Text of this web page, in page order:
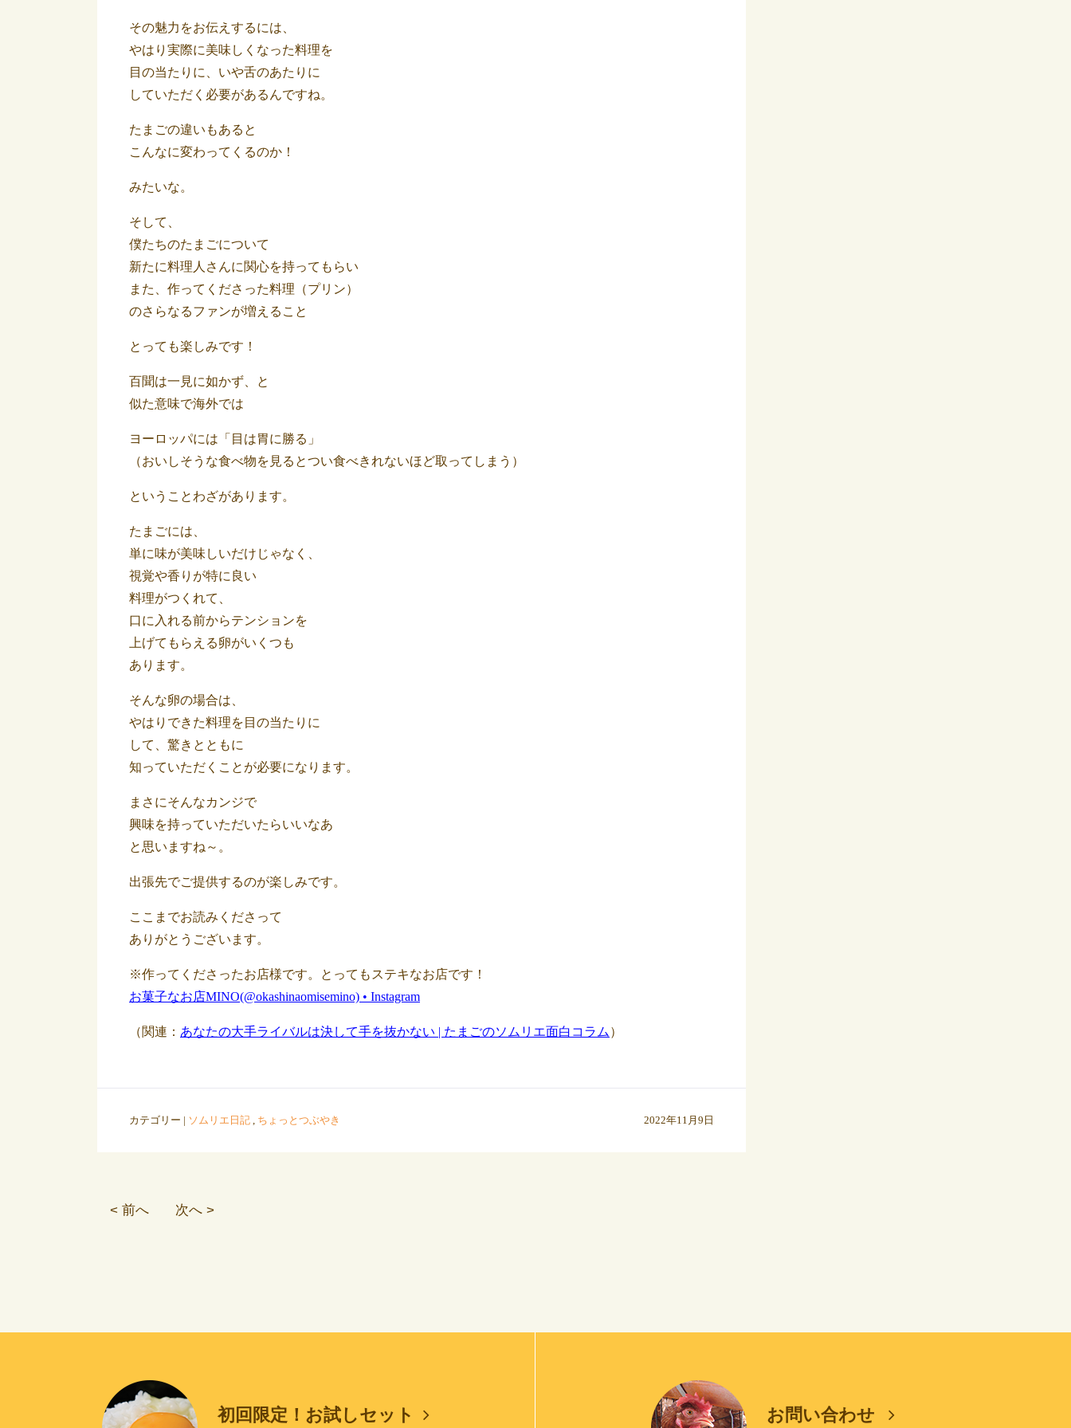
その魅力をお伝えするには、
やはり実際に美味しくなった料理を
目の当たりに、いや舌のあたりに
していただく必要があるんですね。
たまごの違いもあると
こんなに変わってくるのか！
みたいな。
そして、
僕たちのたまごについて
新たに料理人さんに関心を持ってもらい
また、作ってくださった料理（プリン）
のさらなるファンが増えること
とっても楽しみです！
百聞は一見に如かず、と
似た意味で海外では
ヨーロッパには「目は胃に勝る」
（おいしそうな食べ物を見るとつい食べきれないほど取ってしまう）
ということわざがあります。
たまごには、
単に味が美味しいだけじゃなく、
視覚や香りが特に良い
料理がつくれて、
口に入れる前からテンションを
上げてもらえる卵がいくつも
あります。
そんな卵の場合は、
やはりできた料理を目の当たりに
して、驚きとともに
知っていただくことが必要になります。
まさにそんなカンジで
興味を持っていただいたらいいなあ
と思いますね～。
出張先でご提供するのが楽しみです。
ここまでお読みくださって
ありがとうございます。
※作ってくださったお店様です。とってもステキなお店です！
お菓子なお店MINO(@okashinaomisemino) • Instagram
（関連： あなたの大手ライバルは決して手を抜かない | たまごのソムリエ面白コラム ）
カテゴリー | ソムリエ日記 , ちょっとつぶやき 2022年11月9日
< 前へ 次へ >
初回限定！お試しセット お問い合わせ